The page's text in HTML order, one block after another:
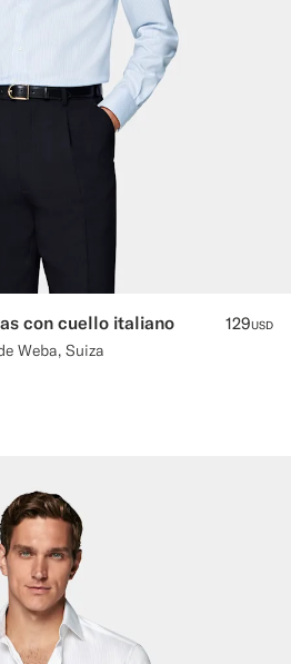
con cuello italiano
Weba, Suiza
129USD